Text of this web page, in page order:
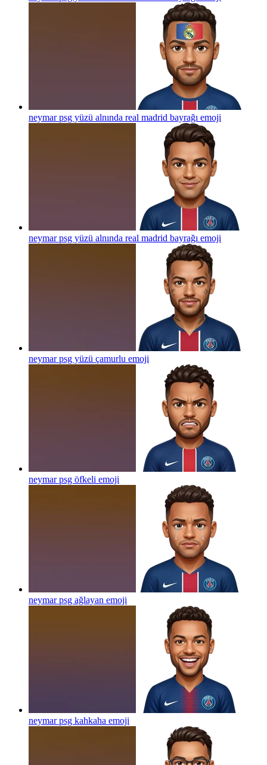
neymar psg yüzü alnında real madrid bayrağı emoji
neymar psg yüzü alnında real madrid bayrağı emoji
neymar psg yüzü çamurlu emoji
neymar psg öfkeli emoji
neymar psg ağlayan emoji
neymar psg kahkaha emoji